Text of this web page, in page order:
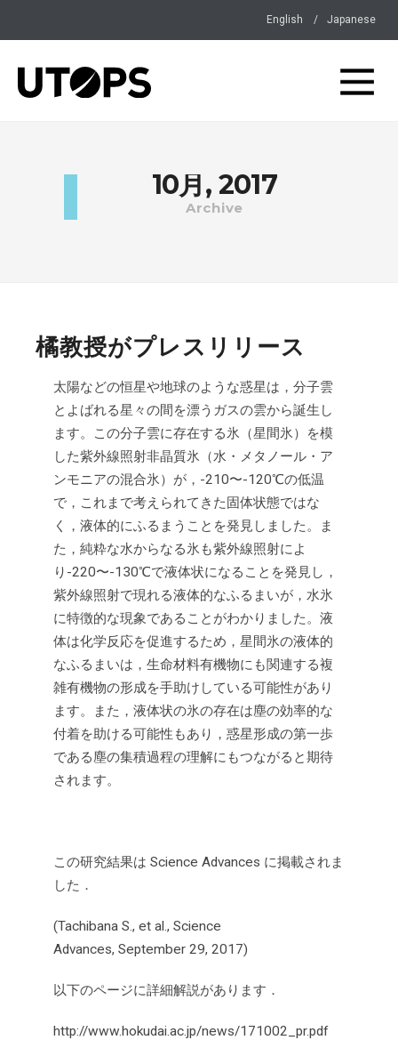
English Japanese
10月, 2017
Archive
橘教授がプレスリリース
太陽などの恒星や地球のような惑星は，分子雲
とよばれる星々の間を漂うガスの雲から誕生し
ます。この分子雲に存在する氷（星間氷）を模
した紫外線照射非晶質氷（水・メタノール・ア
ンモニアの混合氷）が，-210〜-120℃の低温
で，これまで考えられてきた固体状態ではな
く，液体的にふるまうことを発見しました。ま
た，純粋な水からなる氷も紫外線照射によ
り-220〜-130℃で液体状になることを発見し，
紫外線照射で現れる液体的なふるまいが，水氷
に特徴的な現象であることがわかりました。液
体は化学反応を促進するため，星間氷の液体的
なふるまいは，生命材料有機物にも関連する複
雑有機物の形成を手助けしている可能性があり
ます。また，液体状の氷の存在は塵の効率的な
付着を助ける可能性もあり，惑星形成の第一歩
である塵の集積過程の理解にもつながると期待
されます。
この研究結果は Science Advances に掲載されま
した．
(Tachibana S., et al., Science
Advances, September 29, 2017)
以下のページに詳細解説があります．
http://www.hokudai.ac.jp/news/171002_pr.pdf